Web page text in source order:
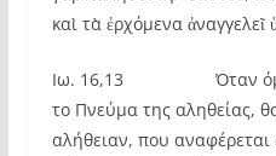
καὶ τὰ ἐρχόμενα ἀναγγελεῖ
Ιω. 16,13 Όταν όμως
το Πνεύμα της αληθείας,
αλήθειαν, που